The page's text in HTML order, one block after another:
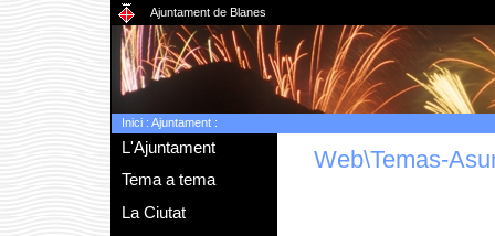
Ajuntament de Blanes
Inici: Ajuntament:
L'Ajuntament
Tema a tema
La Ciutat
Web\Temas-